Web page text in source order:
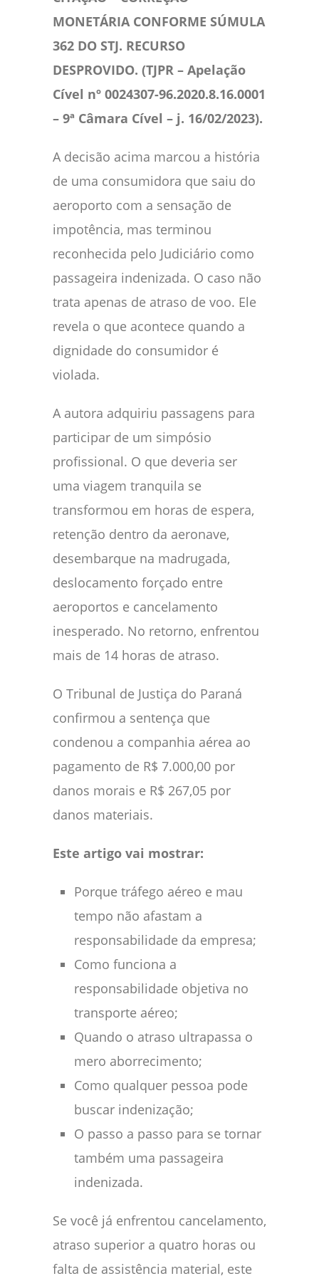
MONETÁRIA CONFORME SÚMULA
362 DO STJ. RECURSO
DESPROVIDO. (TJPR – Apelação
Cível nº 0024307-96.2020.8.16.0001
– 9ª Câmara Cível – j. 16/02/2023).
A decisão acima marcou a história
de uma consumidora que saiu do
aeroporto com a sensação de
impotência, mas terminou
reconhecida pelo Judiciário como
passageira indenizada. O caso não
trata apenas de atraso de voo. Ele
revela o que acontece quando a
dignidade do consumidor é
violada.
A autora adquiriu passagens para
participar de um simpósio
profissional. O que deveria ser
uma viagem tranquila se
transformou em horas de espera,
retenção dentro da aeronave,
desembarque na madrugada,
deslocamento forçado entre
aeroportos e cancelamento
inesperado. No retorno, enfrentou
mais de 14 horas de atraso.
O Tribunal de Justiça do Paraná
confirmou a sentença que
condenou a companhia aérea ao
pagamento de R$ 7.000,00 por
danos morais e R$ 267,05 por
danos materiais.
Este artigo vai mostrar:
Porque tráfego aéreo e mau
tempo não afastam a
responsabilidade da empresa;
Como funciona a
responsabilidade objetiva no
transporte aéreo;
Quando o atraso ultrapassa o
mero aborrecimento;
Como qualquer pessoa pode
buscar indenização;
O passo a passo para se tornar
também uma passageira
indenizada.
Se você já enfrentou cancelamento,
atraso superior a quatro horas ou
falta de assistência material, este